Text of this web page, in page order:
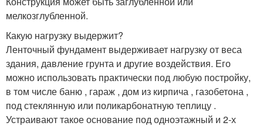
мелкозглубленной.
Какую нагрузку выдержит?
Ленточный фундамент выдерживает нагрузку от веса
здания, давление грунта и другие воздействия. Его
можно использовать практически под любую постройку,
в том числе баню , гараж , дом из кирпича , газобетона ,
под стеклянную или поликарбонатную теплицу .
Устраивают такое основание под одноэтажный и 2-х